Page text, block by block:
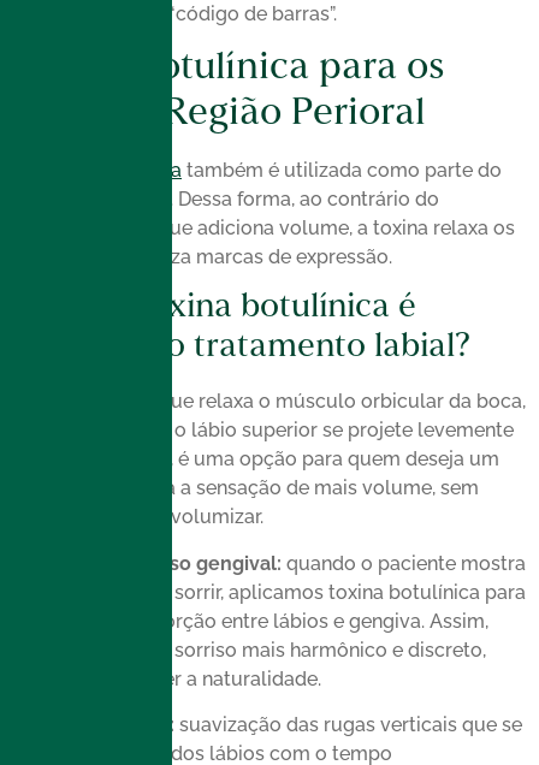
da boca, como o “código de barras”.
Toxina Botulínica para os
Lábios e Região Perioral
toxina botulínica também é utilizada como parte do
tratamento labial. Dessa forma, ao contrário do
preenchimento, que adiciona volume, a toxina relaxa os
músculos e suaviza marcas de expressão.
Como a toxina botulínica é
aplicada no tratamento labial?
técnica que relaxa o músculo orbicular da boca,
fazendo com que o lábio superior se projete levemente
para fora. Ou seja, é uma opção para quem deseja um
efeito sutil que dá a sensação de mais volume, sem
necessariamente volumizar.
Redução do sorriso gengival: quando o paciente mostra
muita gengiva ao sorrir, aplicamos toxina botulínica para
equilibrar a proporção entre lábios e gengiva. Assim,
conseguimos um sorriso mais harmônico e discreto,
sem comprometer a naturalidade.
Código de barras: suavização das rugas verticais que se
formam ao redor dos lábios com o tempo